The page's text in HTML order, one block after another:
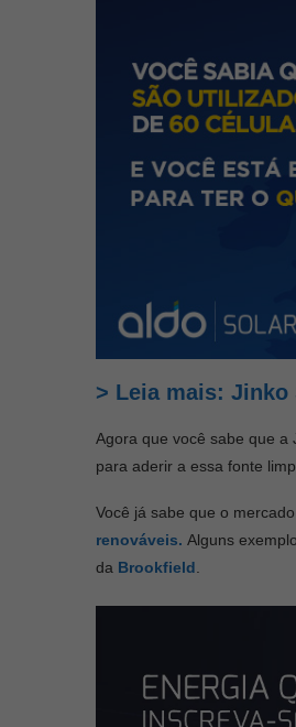
> Leia mais: Jinko
Agora que você sabe que a
para aderir a essa fonte
Você já sabe que o
renováveis. Alguns
da Brookfield